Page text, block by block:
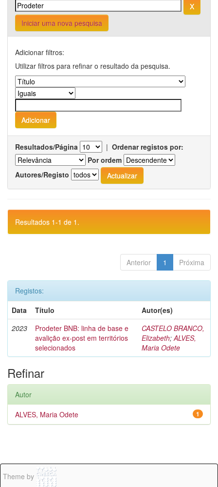
Iniciar uma nova pesquisa
Adicionar filtros:
Utilizar filtros para refinar o resultado da pesquisa.
Resultados/Página | Ordenar registos por:
Por ordem
Autores/Registo
Resultados 1-1 de 1.
Anterior 1 Próxima
Registos:
Data
Título
Autor(es)
2023
Prodeter BNB: linha de base e
avalição ex-post em territórios
selecionados
CASTELO BRANCO,
Elizabeth;ALVES,
Maria Odete
Refinar
Autor
1
ALVES, Maria Odete
Theme by